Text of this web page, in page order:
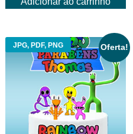
JPG, PDF, PNG Oferta!